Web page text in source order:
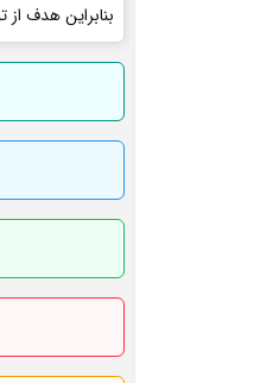
بنابراین هدف